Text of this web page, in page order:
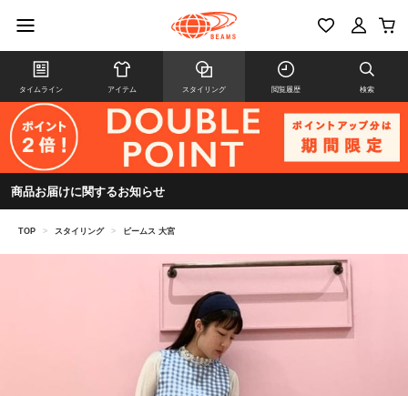
タイムライン アイテム スタイリング 閲覧履歴 検索
商品お届けに関するお知らせ
TOP > スタイリング > ビームス 大宮